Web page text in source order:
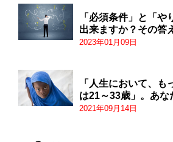
「必須条件」と「や
出来ますか？その答
2023年01月09日
「人生において、
は21～33歳」。あな
2021年09月14日